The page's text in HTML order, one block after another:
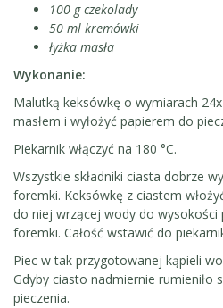
100 g czekolady
50 ml kremówki
łyżka masła
Wykonanie:
Malutką keksówkę o wymiarach
masłem i wyłożyć papierem do
Piekarnik włączyć na 180 °C.
Wszystkie składniki ciasta dobrze
foremki. Keksówkę z ciastem
do niej wrzącej wody do wysokości
foremki. Całość wstawić do
Piec w tak przygotowanej kąpieli
Gdyby ciasto nadmiernie rumieniło
pieczenia.